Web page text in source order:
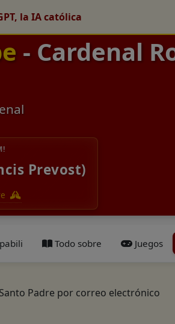
la IA católica
- Cardenal
Prevost)
Todo sobre Juegos
Padre por correo electrónico